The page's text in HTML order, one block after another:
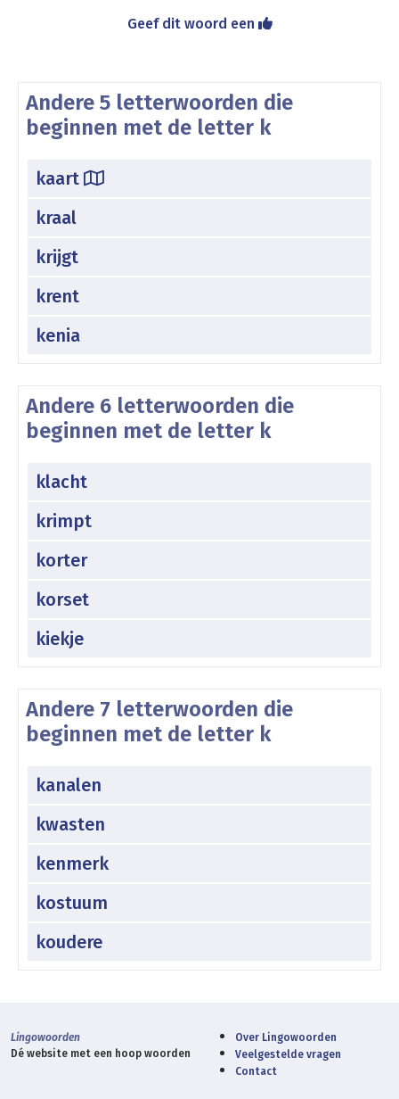
Geef dit woord een
Andere 5 letterwoorden die
beginnen met de letter k
kaart
kraal
krijgt
krent
kenia
Andere 6 letterwoorden die
beginnen met de letter k
klacht
krimpt
korter
korset
kiekje
Andere 7 letterwoorden die
beginnen met de letter k
kanalen
kwasten
kenmerk
kostuum
koudere
Lingowoorden
Dé website met een hoop woorden
Over Lingowoorden
Veelgestelde vragen
Contact